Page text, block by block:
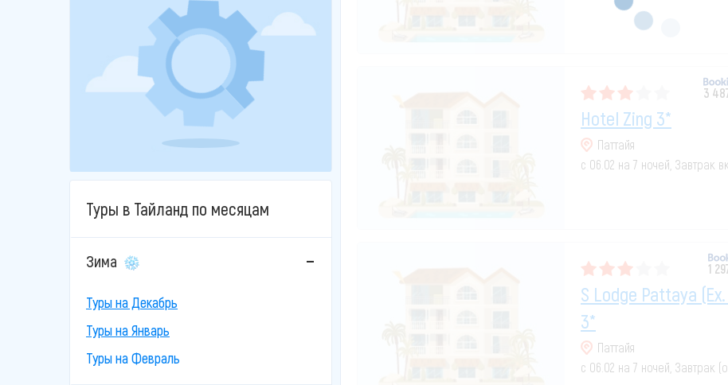
Туры в Тайланд по месяцам
Зима
Туры на Декабрь
Туры на Январь
Туры на Февраль
3
Hotel Zing 3*
Паттайя
с 06.02 на 7 ночей, Завтрак
1
S Lodge Pattaya
3*
Паттайя
с 06.02 на 7 ночей, Завтрак